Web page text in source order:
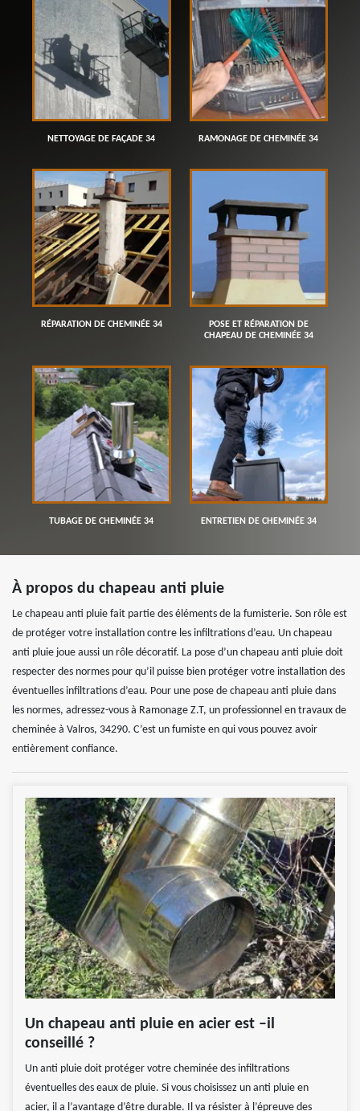
NETTOYAGE DE FAÇADE 34 RAMONAGE DE CHEMINÉE 34
RÉPARATION DE CHEMINÉE 34
POSE ET RÉPARATION DE
CHAPEAU DE CHEMINÉE 34
TUBAGE DE CHEMINÉE 34 ENTRETIEN DE CHEMINÉE 34
À propos du chapeau anti pluie
Le chapeau anti pluie fait partie des éléments de la fumisterie. Son rôle est
de protéger votre installation contre les infiltrations d’eau. Un chapeau
anti pluie joue aussi un rôle décoratif. La pose d’un chapeau anti pluie doit
respecter des normes pour qu’il puisse bien protéger votre installation des
éventuelles infiltrations d’eau. Pour une pose de chapeau anti pluie dans
les normes, adressez-vous à Ramonage Z.T, un professionnel en travaux de
cheminée à Valros, 34290. C’est un fumiste en qui vous pouvez avoir
entièrement confiance.
Un chapeau anti pluie en acier est –il
conseillé ?
Un anti pluie doit protéger votre cheminée des infiltrations
éventuelles des eaux de pluie. Si vous choisissez un anti pluie en
acier, il a l’avantage d’être durable. Il va résister à l’épreuve des